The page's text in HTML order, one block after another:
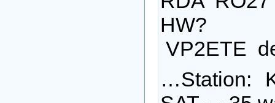
HW?
VP2ETE
…Station: